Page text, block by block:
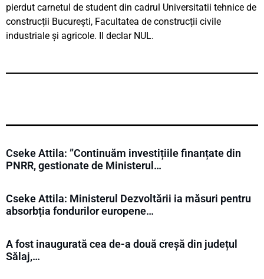
pierdut carnetul de student din cadrul Universitatii tehnice de
construcții București, Facultatea de construcții civile
industriale și agricole. Il declar NUL.
Cseke Attila: ”Continuăm investițiile finanțate din
PNRR, gestionate de Ministerul…
Cseke Attila: Ministerul Dezvoltării ia măsuri pentru
absorbția fondurilor europene…
A fost inaugurată cea de-a două creșă din județul
Sălaj,…